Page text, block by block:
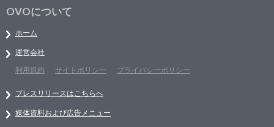
OVOについて
ホーム
運営会社
利用規約
サイトポリシー プライバシーポリシー
プレスリリースはこちらへ
媒体資料および広告メニュー